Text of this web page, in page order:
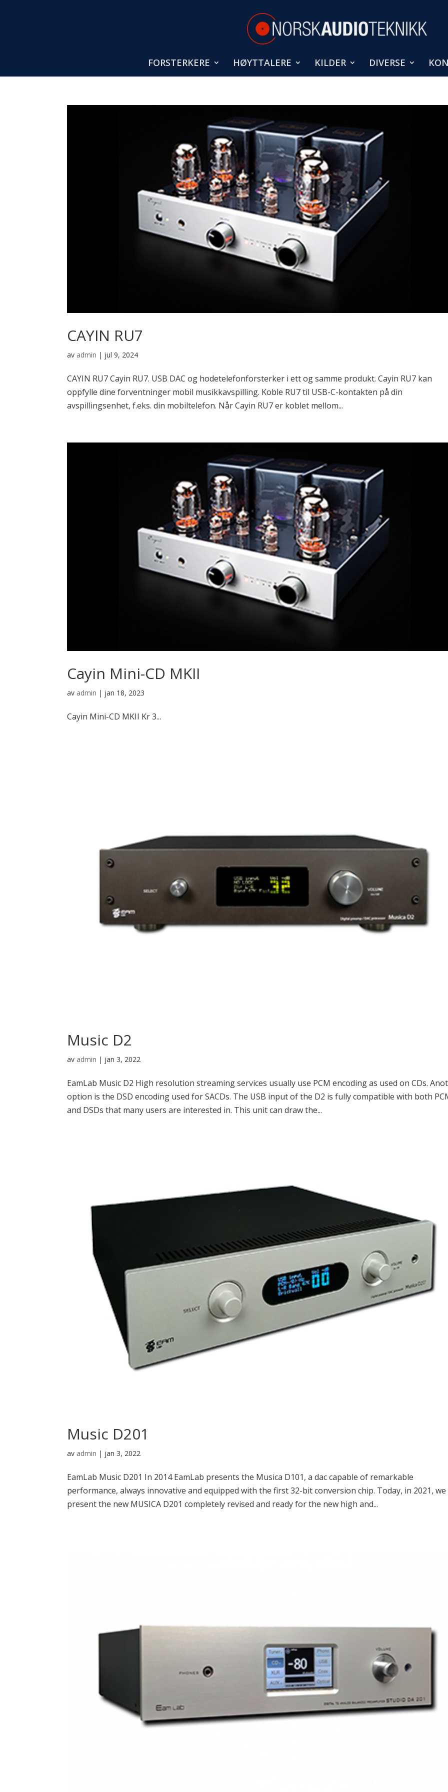
FORSTERKERE HØYTTALERE KILDER DIVERSE
CAYIN RU7
av admin | jul 9, 2024
CAYIN RU7 Cayin RU7. USB DAC og hodetelefonforsterker i ett og samme produkt. Cayin RU7 kan
oppfylle dine forventninger mobil musikkavspilling. Koble RU7 til USB-C-kontakten på din
avspillingsenhet, f.eks. din mobiltelefon. Når Cayin RU7 er koblet mellom...
Cayin Mini-CD MKII
av admin | jan 18, 2023
Cayin Mini-CD MKII Kr 3...
Music D2
av admin | jan 3, 2022
EamLab Music D2 High resolution streaming services usually use PCM encoding as used on CDs.
option is the DSD encoding used for SACDs. The USB input of the D2 is fully compatible with both
and DSDs that many users are interested in. This unit can draw the...
Music D201
av admin | jan 3, 2022
EamLab Music D201 In 2014 EamLab presents the Musica D101, a dac capable of remarkable
performance, always innovative and equipped with the first 32-bit conversion chip. Today, in 2021, we
present the new MUSICA D201 completely revised and ready for the new high and...